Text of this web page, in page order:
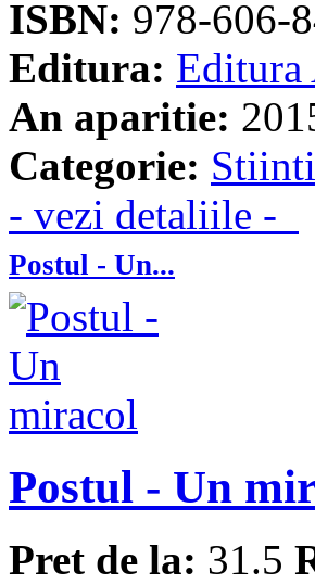
ISBN: 978-606-
Editura:
An aparitie:
Categorie:
- vezi detaliile -
Postul - Un...
Postul - Un
Pret de la: 31.5